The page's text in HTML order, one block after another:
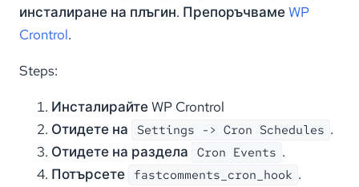
инсталиране на плъгин. ПрепоръчвамеWP
Crontrol.
Steps:
Инсталирайте WP Crontrol
Отидете на
Settings -> Cron Schedules .
Отидете на раздела Cron Events .
Потърсете fastcomments_cron_hook .